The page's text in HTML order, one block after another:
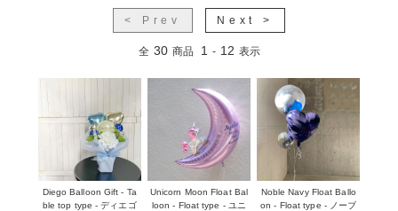
< Prev Next >
全 30 商品 1 - 12 表示
Diego Balloon Gift - Ta
ble top type - ディエゴ
Unicorn Moon Float Bal
loon - Float type - ユニ
Noble Navy Float Ballo
on - Float type - ノーブ